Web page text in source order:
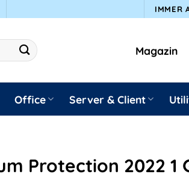
IMMER
Magazin
Office Server & Client
Protection 2022 1